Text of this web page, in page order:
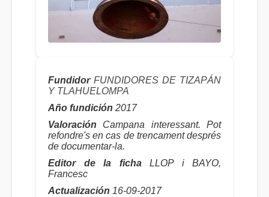
Fundidor FUNDIDORES DE TIZAPÁN
Y TLAHUELOMPA
Año fundición 2017
Valoración Campana interessant. Pot
refondre's en cas de trencament després
de documentar-la.
Editor de la fichaLLOP i BAYO,
Francesc
Actualización 16-09-2017